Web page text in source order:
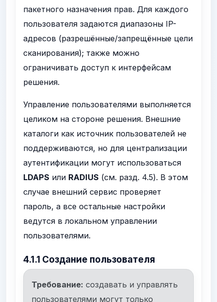
пакетного назначения прав. Для каждого
пользователя задаются диапазоны IP-
адресов (разрешённые/запрещённые цели
сканирования); также можно
ограничивать доступ к интерфейсам
решения.
Управление пользователями выполняется
целиком на стороне решения. Внешние
каталоги как источник пользователей не
поддерживаются, но для централизации
аутентификации могут использоваться
LDAPS или RADIUS (см. разд. 4.5). В этом
случае внешний сервис проверяет
пароль, а все остальные настройки
ведутся в локальном управлении
пользователями.
4.1.1 Создание пользователя
Требование: создавать и управлять
пользователями могут только